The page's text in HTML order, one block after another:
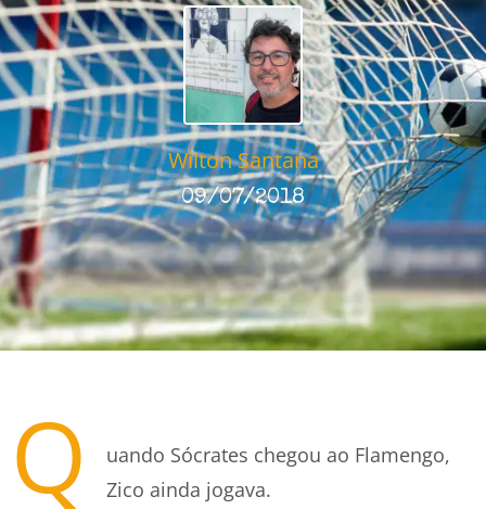
Wilton Santana
09/07/2018
Q
uando Sócrates chegou ao Flamengo,
Zico ainda jogava.